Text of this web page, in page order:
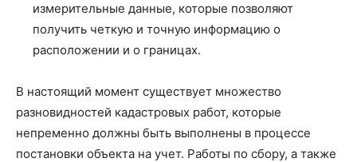
измерительные данные, которые позволяют
получить четкую и точную информацию о
расположении и о границах.
В настоящий момент существует множество
разновидностей кадастровых работ, которые
непременно должны быть выполнены в процессе
постановки объекта на учет. Работы по сбору, а также